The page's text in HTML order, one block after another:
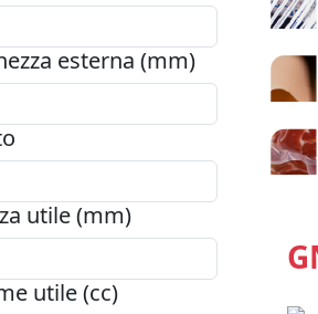
esterna (mm)
utile (mm)
utile (cc)